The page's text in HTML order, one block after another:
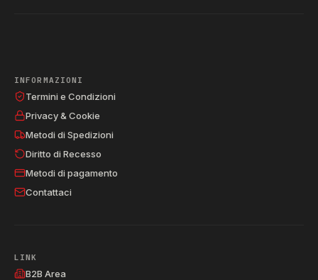
INFORMAZIONI
Termini e Condizioni
Privacy & Cookie
Metodi di Spedizioni
Diritto di Recesso
Metodi di pagamento
Contattaci
LINK
B2B Area